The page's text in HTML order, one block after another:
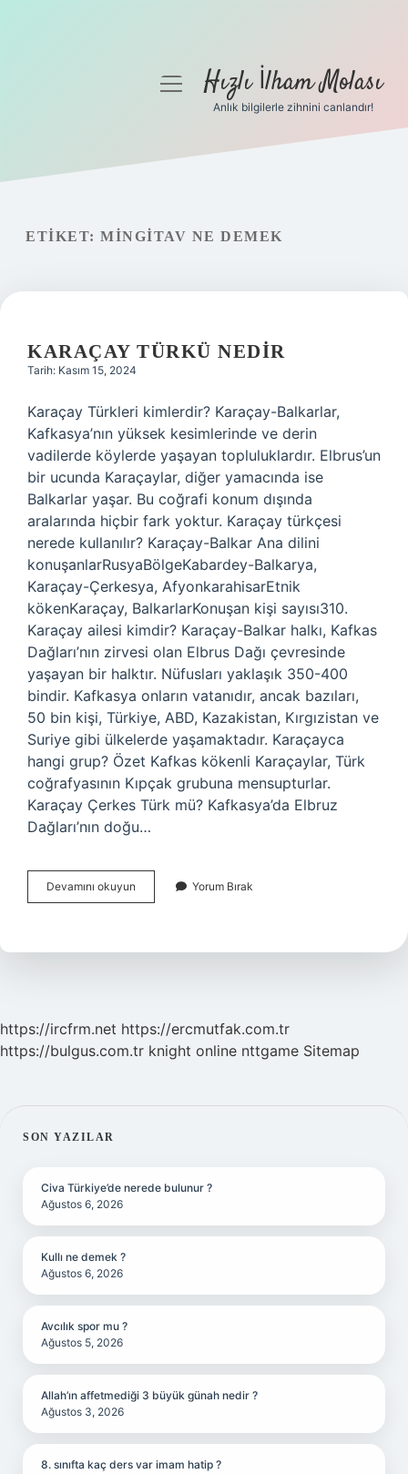
Gizlilik Politikası
menüyüHızlı İlham Molası
Anlık bilgilerle zihnini canlandır!
ETIKET: MINGITAV NE DEMEK
KARAÇAY TÜRKÜ NEDIR
Tarih: Kasım 15, 2024
Karaçay Türkleri kimlerdir? Karaçay-Balkarlar,
Kafkasya’nın yüksek kesimlerinde ve derin
vadilerde köylerde yaşayan topluluklardır. Elbrus’un
bir ucunda Karaçaylar, diğer yamacında ise
Balkarlar yaşar. Bu coğrafi konum dışında
aralarında hiçbir fark yoktur. Karaçay türkçesi
nerede kullanılır? Karaçay-Balkar Ana dilini
konuşanlarRusyaBölgeKabardey-Balkarya,
Karaçay-Çerkesya, AfyonkarahisarEtnik
kökenKaraçay, BalkarlarKonuşan kişi sayısı310.
Karaçay ailesi kimdir? Karaçay-Balkar halkı, Kafkas
Dağları’nın zirvesi olan Elbrus Dağı çevresinde
yaşayan bir halktır. Nüfusları yaklaşık 350-400
bindir. Kafkasya onların vatanıdır, ancak bazıları,
50 bin kişi, Türkiye, ABD, Kazakistan, Kırgızistan ve
Suriye gibi ülkelerde yaşamaktadır. Karaçayca
hangi grup? Özet Kafkas kökenli Karaçaylar, Türk
coğrafyasının Kıpçak grubuna mensupturlar.
Karaçay Çerkes Türk mü? Kafkasya’da Elbruz
Dağları’nın doğu…
Devamını okuyun Karaçay
Türkü
Yorum Bırak
https://ircfrm.net https://ercmutfak.com.tr
https://bulgus.com.tr knight online nttgame Sitemap
SIDEBAR
SON YAZILAR
Civa Türkiye’de nerede bulunur ?
Ağustos 6, 2026
Kullı ne demek ?
Ağustos 6, 2026
Avcılık spor mu ?
Ağustos 5, 2026
Allah’ın affetmediği 3 büyük günah nedir ?
Ağustos 3, 2026
8. sınıfta kaç ders var imam hatip ?